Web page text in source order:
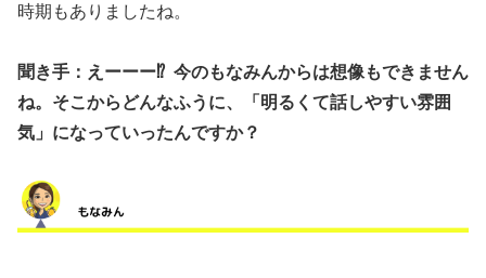
時期もありましたね。
聞き手：えーーー⁉︎ 今のもなみんからは想像もできません
ね。そこからどんなふうに、「明るくて話しやすい雰囲
気」になっていったんですか？